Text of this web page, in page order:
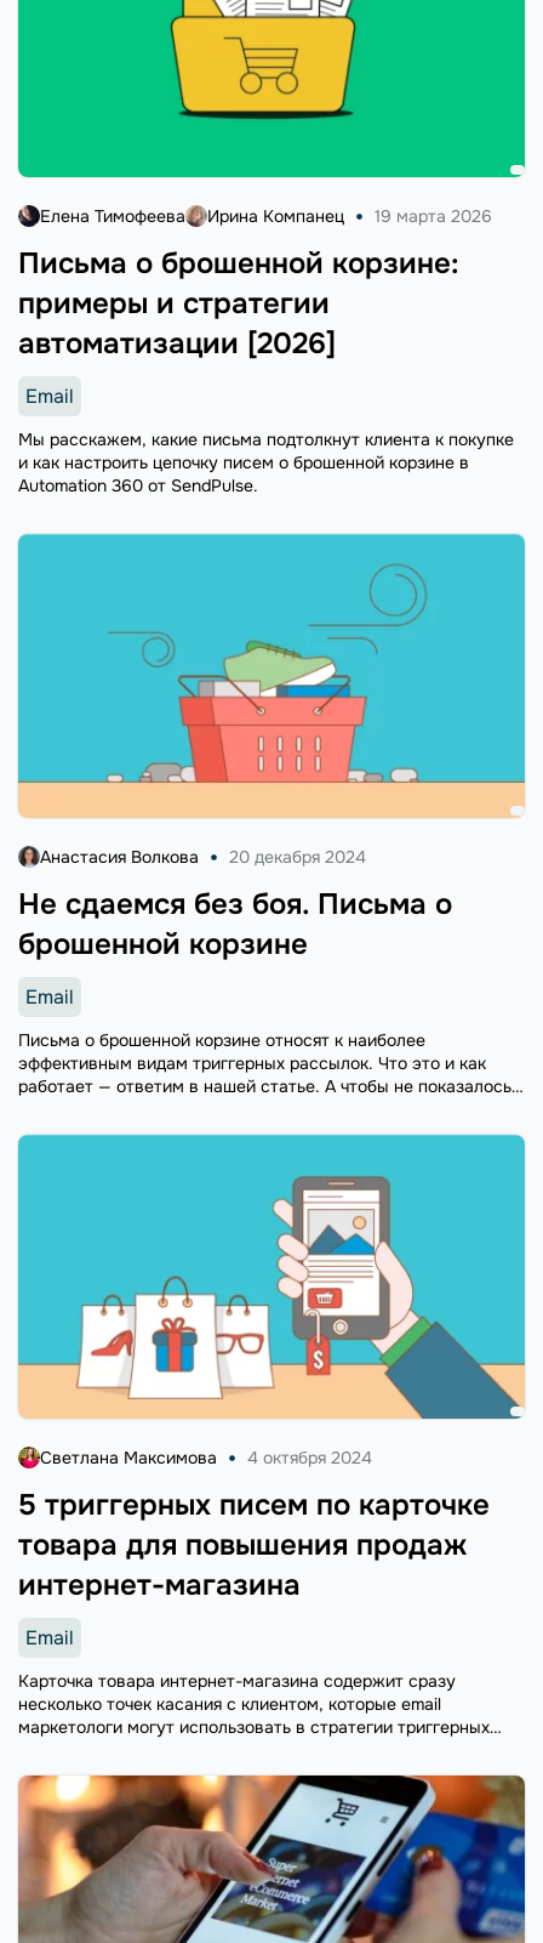
Письма о брошенной корзине:
примеры и стратегии
автоматизации [2026]
Елена Тимофеева Ирина Компанец 19 марта 2026
Email
Мы расскажем, какие письма подтолкнут клиента к покупке
и как настроить цепочку писем о брошенной корзине в
Automation 360 от SendPulse.
Не сдаемся без боя. Письма о
брошенной корзине
Анастасия Волкова 20 декабря 2024
Email
Письма о брошенной корзине относят к наиболее
эффективным видам триггерных рассылок. Что это и как
работает — ответим в нашей статье. А чтобы не показалось
товаре в корзине с помощью Automation 360.
5 триггерных писем по карточке
товара для повышения продаж
интернет-магазина
Светлана Максимова 4 октября 2024
Email
Карточка товара интернет-магазина содержит сразу
несколько точек касания с клиентом, которые email
маркетологи могут использовать в стратегии триггерных
и большей ориентированности на клиента, расскажем в
нашей статье.